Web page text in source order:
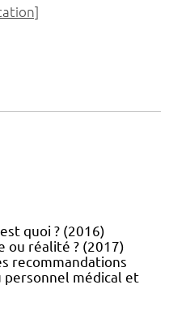
quoi ? (2016)
ou réalité ? (2017)
recommandations
personnel médical et